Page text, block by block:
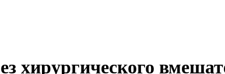
хирургического